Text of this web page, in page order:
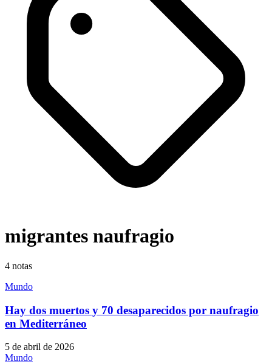
migrantes naufragio
4 notas
Mundo
Hay dos muertos y 70 desaparecidos por naufragio
en Mediterráneo
5 de abril de 2026
Mundo